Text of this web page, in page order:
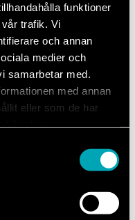
funktioner
trafik. Vi
och annan
medier och
samarbetar med.
med annan
eller som de har
Mechanum
till din
är avgörande för både
kunskap och trygghet står
och reparera din Ford med